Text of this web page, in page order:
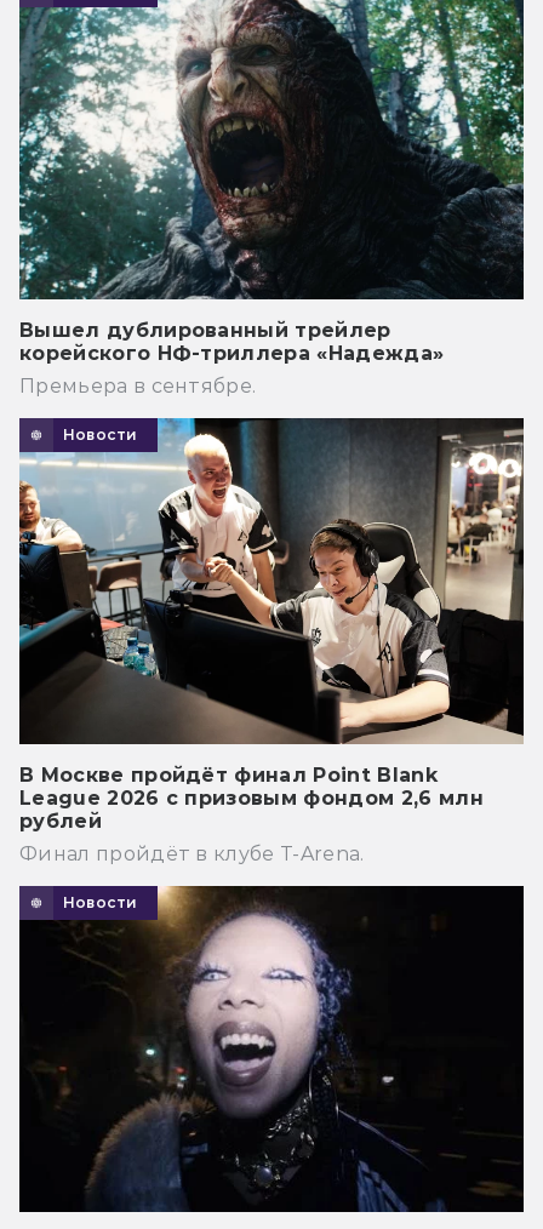
Вышел дублированный трейлер
корейского НФ-триллера «Надежда»
Премьера в сентябре.
Новости
В Москве пройдёт финал Point Blank
League 2026 с призовым фондом 2,6 млн
рублей
Финал пройдёт в клубе T-Arena.
Новости